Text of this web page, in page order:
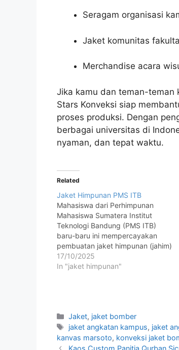
Seragam organisasi
Jaket komunitas
Merchandise acara
Jika kamu dan teman-teman
Stars Konveksi siap
proses produksi. Dengan
berbagai universitas di
nyaman, dan tepat waktu.
Related
Jaket Himpunan PMS ITB
Mahasiswa dari Perhimpunan
Mahasiswa Sumatera Institut
Teknologi Bandung (PMS ITB)
baru-baru ini mempercayakan
pembuatan jaket himpunan (jahim)
custom mereka kepada Stars
Konveksi, konveksi terpercaya
Desain jahim PMS ITB yang elegan
dan modern dibuat menggunakan
bahan fleece…
17/10/2025
In "jaket himpunan"
Jaket, jaket bomber
jaket angkatan kampus, jaket
kanvas marsoto, konveksi jaket